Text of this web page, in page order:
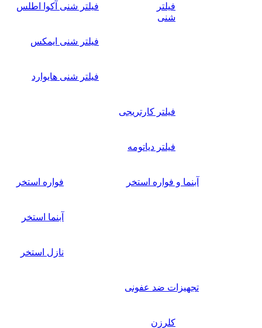
فیلتر
شنی
فیلتر شنی آکوا اطلس
فیلتر شنی ایمکس
فیلتر شنی هایوارد
فیلتر کارتریجی
فیلتر دیاتومه
آبنما و فواره استخر فواره استخر
آبنما استخر
نازل استخر
تجهیزات ضد عفونی
کلرزن